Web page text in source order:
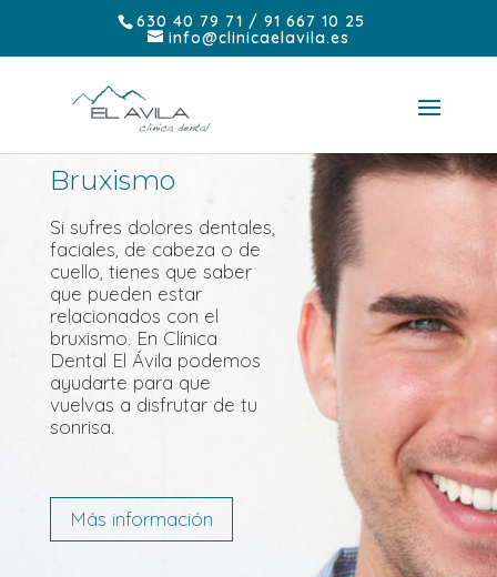
630 40 79 71 / 91 667 10 25
info@clinicaelavila.es
Bruxismo
Si sufres dolores dentales,
faciales, de cabeza o de
cuello, tienes que saber
que pueden estar
relacionados con el
bruxismo. En Clínica
Dental El Ávila podemos
ayudarte para que
vuelvas a disfrutar de tu
sonrisa.
Más información